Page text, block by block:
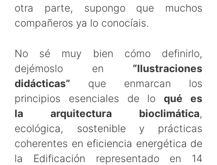
otra parte, supongo que muchos
compañeros ya lo conocíais.
No sé muy bien cómo definirlo,
dejémoslo en “Ilustraciones
didácticas” que enmarcan los
principios esenciales de loqué es
la arquitectura bioclimática,
ecológica, sostenible y prácticas
coherentes en eficiencia energética de
la Edificación representado en 14